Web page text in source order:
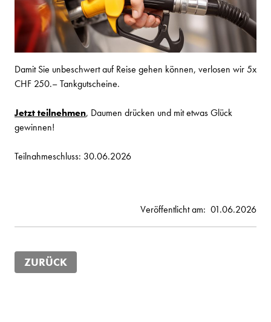
Damit Sie unbeschwert auf Reise gehen können, verlosen wir 5x
CHF 250.– Tankgutscheine.
Jetzt teilnehmen, Daumen drücken und mit etwas Glück
gewinnen!
Teilnahmeschluss: 30.06.2026
Veröffentlicht am: 01.06.2026
ZURÜCK